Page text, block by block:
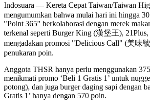
Indosuara — Kereta Cepat Taiwan/Taiwan
mengumumkan bahwa mulai hari ini hingga
"Point 365" berkolaborasi dengan merek
terkenal seperti Burger King (漢堡王),
mengadakan promosi "Delicious Call" (美味
penukaran poin.
Anggota THSR hanya perlu menggunakan
menikmati promo ‘Beli 1 Gratis 1’ untuk
potong), dan juga burger daging sapi dengan
Gratis 1’ hanya dengan 570 poin.